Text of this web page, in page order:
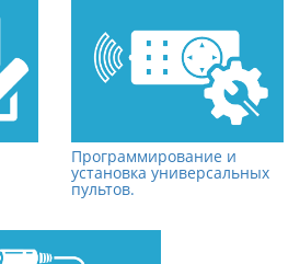
Программирование и
установка универсальных
пультов.